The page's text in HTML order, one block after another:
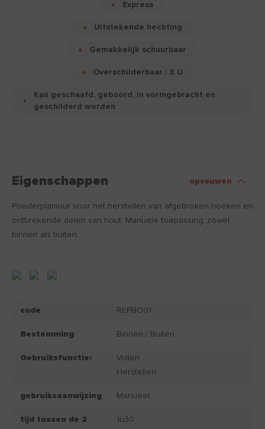
Express
Uitstekende hechting
Gemakkelijk schuurbaar
Overschilderbaar : 3 U
Kan geschaafd, geboord, in vormgebracht en
geschilderd worden
Eigenschappen opvouwen
Poederplamuur voor het herstellen van afgebroken hoeken en
ontbrekende delen van hout. Manuele toepassing, zowel
binnen als buiten.
code REPBO01
Bestemming Binnen / Buiten
Gebruiksfunctie:
Vullen
Herstellen
gebruiksaanwijzing Manueel
tijd tussen de 2
1u30